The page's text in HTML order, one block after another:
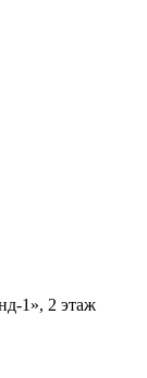
1», 2 этаж